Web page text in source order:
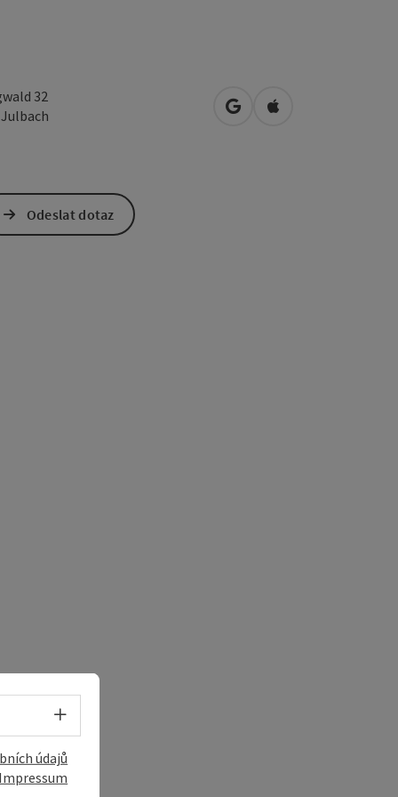
32
Julbach Otevřít v Mapách Google
Otevřít v Mapách
Odeslat dotaz
Volba jazyka - Otevřít menu
údajů
Impressum